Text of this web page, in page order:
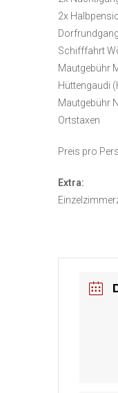
2x
Schifffahrt
Mautgebühr
Hüttengaudi
Mautgebühr
Ortstaxen
Preis pro
Extra: